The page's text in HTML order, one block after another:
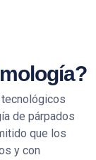
de párpados
que los
y con